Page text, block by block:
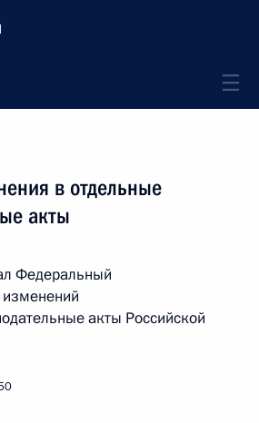
в отдельные
акты
Федеральный
акты Российской